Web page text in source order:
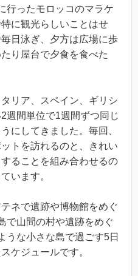
行ったモロッコのマラケ
に観光らしいことはせ
日泳ぎ、夕方は広場に歩
り屋台で夕食を食べた
リア、スペイン、ギリシ
週間単位で1週間ずつ同じ
にしてきました。毎回、
トを訪れるのと、きれい
ることを組み合わせるの
います。
ネで遺跡や博物館をめぐ
で山間の村や遺跡をめぐ
うな小さな島で過ごす5日
ケジュールです。